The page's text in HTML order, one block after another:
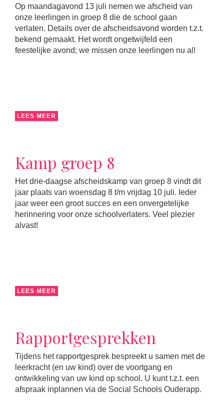
Op maandagavond 13 juli nemen we afscheid van
onze leerlingen in groep 8 die de school gaan
verlaten. Details over de afscheidsavond worden t.z.t.
bekend gemaakt. Het wordt ongetwijfeld een
feestelijke avond; we missen onze leerlingen nu al!
LEES MEER
Kamp groep 8
Het drie-daagse afscheidskamp van groep 8 vindt dit
jaar plaats van woensdag 8 t/m vrijdag 10 juli. Ieder
jaar weer een groot succes en een onvergetelijke
herinnering voor onze schoolverlaters. Veel plezier
alvast!
LEES MEER
Rapportgesprekken
Tijdens het rapportgesprek bespreekt u samen met de
leerkracht (en uw kind) over de voortgang en
ontwikkeling van uw kind op school. U kunt t.z.t. een
afspraak inplannen via de Social Schools Ouderapp.